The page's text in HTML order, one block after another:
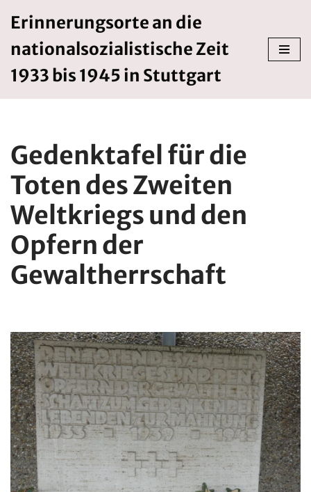
Inhalt
springen
Erinnerungsorte an die
nationalsozialistische Zeit
1933 bis 1945 in Stuttgart
Gedenktafel für die
Toten des Zweiten
Weltkriegs und den
Opfern der
Gewaltherrschaft